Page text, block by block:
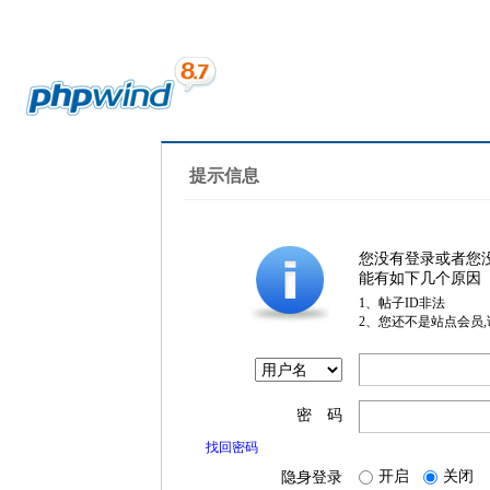
提示信息
您没有登录或者您
能有如下几个原因
1、帖子ID非法
2、您还不是站点会员
密 码
找回密码
隐身登录 开启 关闭